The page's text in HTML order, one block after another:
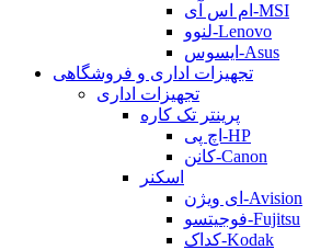
ام اس آی-MSI
لنوو-Lenovo
ایسوس-Asus
تجهیزات اداری و فروشگاهی
تجهیزات اداری
پرینتر تک کاره
اچ پی-HP
کانن-Canon
اسکنر
ای ویژن-Avision
فوجیتسو-Fujitsu
کداک-Kodak